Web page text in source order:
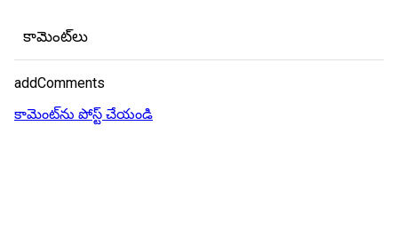
కామెంట్‌లు
addComments
కామెంట్‌ను పోస్ట్ చేయండి